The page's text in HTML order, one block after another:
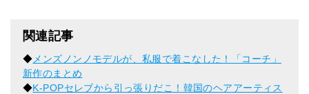
関連記事
◆ メンズノンノモデルが、私服で着こなした！「コーチ」
新作のまとめ
◆K-POPセレブから引っ張りだこ！韓国のヘアアーティス